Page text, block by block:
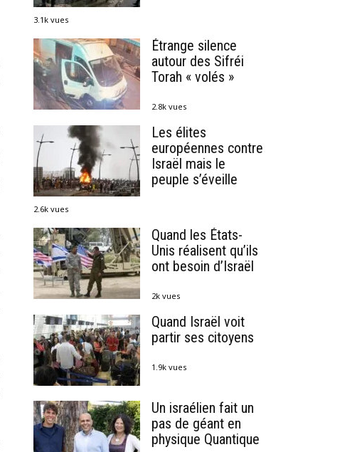
3.1k vues
Étrange silence
autour des Sifréi
Torah « volés »
2.8k vues
Les élites
européennes contre
Israël mais le
peuple s’éveille
2.6k vues
Quand les États-
Unis réalisent qu’ils
ont besoin d’Israël
2k vues
Quand Israël voit
partir ses citoyens
1.9k vues
Un israélien fait un
pas de géant en
physique Quantique